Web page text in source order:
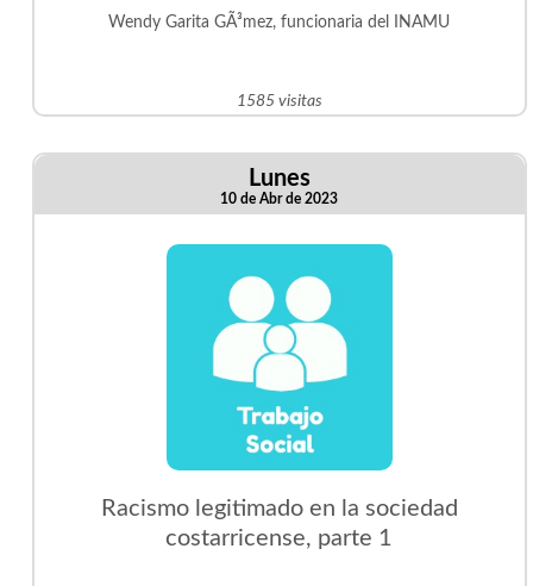
Wendy Garita GÃ³mez, funcionaria del INAMU
1585 visitas
Lunes
10 de Abr de 2023
Racismo legitimado en la sociedad
costarricense, parte 1